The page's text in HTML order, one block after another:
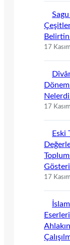
17
17
Eski
17